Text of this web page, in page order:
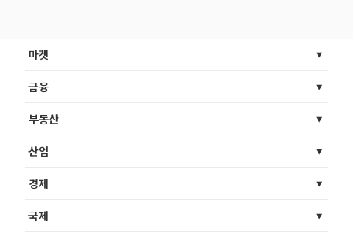
마켓
금융
부동산
산업
경제
국제